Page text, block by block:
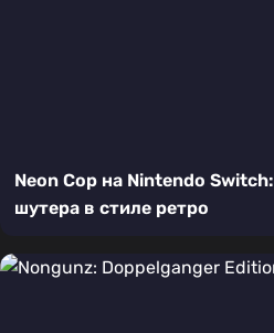
Neon Cop на Nintendo
шутера в стиле ретро